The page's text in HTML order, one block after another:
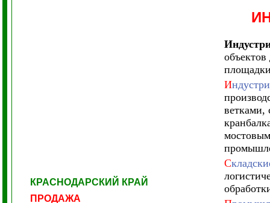
КРАСНОДАРСКИЙ КРАЙ
ПРОДАЖА
И
ветками,
С